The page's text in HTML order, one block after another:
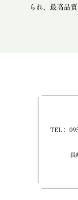
られ、最高品